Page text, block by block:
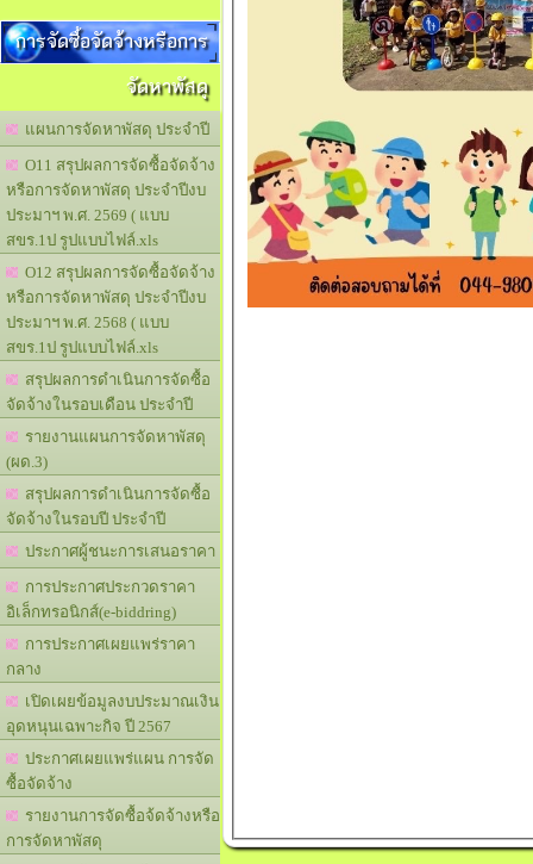
การจัดซื้อจัดจ้างหรือการ
จัดหาพัสดุ
แผนการจัดหาพัสดุ ประจำปี
O11 สรุปผลการจัดซื้อจัดจ้าง
หรือการจัดหาพัสดุ ประจำปีงบ
ประมาฯ พ.ศ. 2569 ( แบบ
สขร.1ป รูปแบบไฟล์.xls
O12 สรุปผลการจัดซื้อจัดจ้าง
หรือการจัดหาพัสดุ ประจำปีงบ
ประมาฯ พ.ศ. 2568 ( แบบ
สขร.1ป รูปแบบไฟล์.xls
สรุปผลการดำเนินการจัดซื้อ
จัดจ้างในรอบเดือน ประจำปี
รายงานแผนการจัดหาพัสดุ
(ผด.3)
สรุปผลการดำเนินการจัดซื้อ
จัดจ้างในรอบปี ประจำปี
ประกาศผู้ชนะการเสนอราคา
การประกาศประกวดราคา
อิเล็กทรอนิกส์(e-biddring)
การประกาศเผยแพร่ราคา
กลาง
เปิดเผยข้อมูลงบประมาณเงิน
อุดหนุนเฉพาะกิจ ปี 2567
ประกาศเผยแพร่แผน การจัด
ซื้อจัดจ้าง
รายงานการจัดซื้อจ้ดจ้างหรือ
การจัดหาพัสดุ